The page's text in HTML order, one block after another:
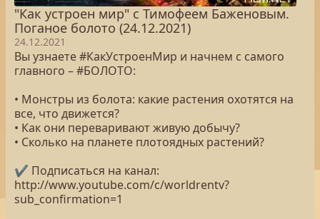
"Как устроен мир" с Тимофеем Баженовым.
Поганое болото (24.12.2021)
24.12.2021
Вы узнаете #КакУстроенМир и начнем с самого
главного – #БОЛОТО:
• Монстры из болота: какие растения охотятся на
все, что движется?
• Как они переваривают живую добычу?
• Сколько на планете плотоядных растений?
✔ Подписаться на канал:
http://www.youtube.com/c/worldrentv?
sub_confirmation=1